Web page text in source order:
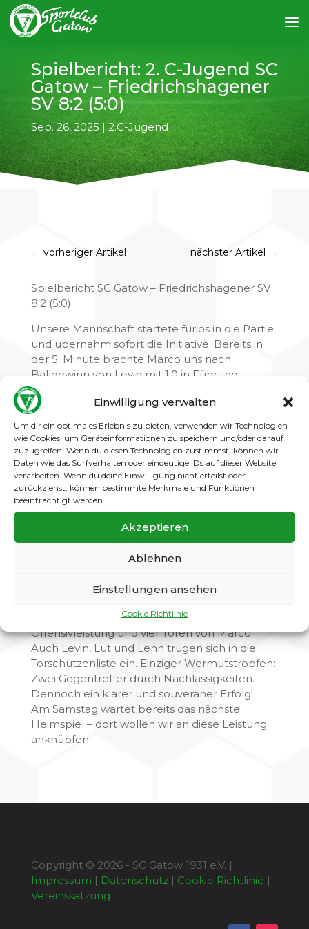
Einwilligung verwalten
Um dir ein optimales Erlebnis zu bieten, verwenden wir Technologien
wie Cookies, um Geräteinformationen zu speichern und/oder darauf
zuzugreifen. Wenn du diesen Technologien zustimmst, können wir
Daten wie das Surfverhalten oder eindeutige IDs auf dieser Website
verarbeiten. Wenn du deine Einwilligung nicht erteilst oder
zurückziehst, können bestimmte Merkmale und Funktionen
beeinträchtigt werden.
Akzeptieren
Ablehnen
Einstellungen ansehen
Cookie Richtlinie
Spielbericht: 2. C-Jugend SC
Gatow – Friedrichshagener
SV 8:2 (5:0)
Sep. 26, 2025|2.C-Jugend
← vorheriger Artikel nächster Artikel →
Spielbericht SC Gatow – Friedrichshagener SV
8:2 (5:0)
Unsere Mannschaft startete furios in die Partie
und übernahm sofort die Initiative. Bereits in
der 5. Minute brachte Marco uns nach
Ballgewinn von Levin mit 1:0 in Führung.
Danach folgte ein wahres Torfestival: Marco
erhöhte mit drei weiteren Treffern (19., 24., 25.)
auf 4:0, ehe Levin kurz vor der Pause nach
einem Abwehrfehler der Gäste das 5:0
markierte.
Nach dem Seitenwechsel kam
Friedrichshagen besser ins Spiel und verkürzte
zunächst nach einer Ecke (40.). Doch Lut
stellte nur zwei Minuten später mit einem
starken Pass auf Marco und dessen sicherem
Abschluss den alten Abstand wieder her – 6:1.
Die Gäste trafen noch einmal zum 6:2, ehe Lut
Ein hochverdienter Heimsieg mit einer starken
Offensivleistung und vier Toren von Marco.
Auch Levin, Lut und Lenn trugen sich in die
Torschützenliste ein. Einziger Wermutstropfen:
Zwei Gegentreffer durch Nachlässigkeiten.
Dennoch ein klarer und souveräner Erfolg!
Am Samstag wartet bereits das nächste
Heimspiel – dort wollen wir an diese Leistung
anknüpfen.
Copyright © 2026 - SC Gatow 1931 e.V. |
Impressum | Datenschutz| Cookie Richtlinie |
Vereinssatzung